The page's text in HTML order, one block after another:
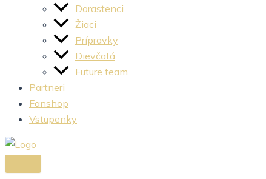
Dorastenci
Žiaci
Prípravky
Dievčatá
Future team
Partneri
Fanshop
Vstupenky